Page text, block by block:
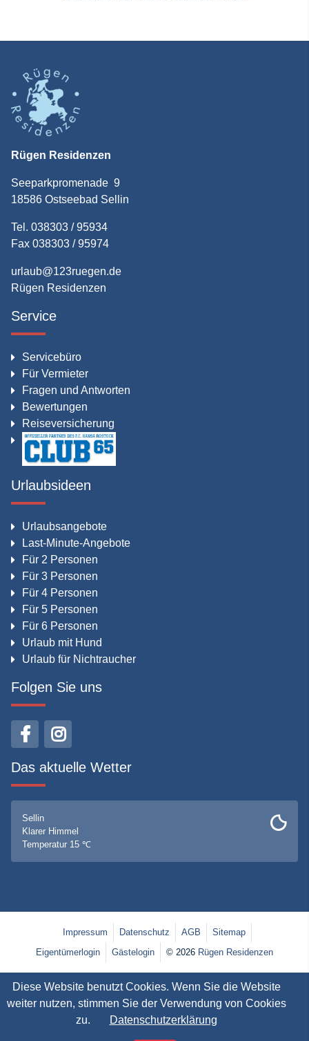
Diese Website benutzt Cookies. Wenn Sie die Website
weiter nutzen, stimmen Sie der Verwendung von Cookies
zu.
Datenschutzerklärung
Rügen Residenzen
Seeparkpromenade 9
18586 Ostseebad Sellin
Tel. 038303 / 95934
Fax 038303 / 95974
urlaub@123ruegen.de
Rügen Residenzen
Service
Servicebüro
Für Vermieter
Fragen und Antworten
Bewertungen
Reiseversicherung
Urlaubsideen
Urlaubsangebote
Last-Minute-Angebote
Für 2 Personen
Für 3 Personen
Für 4 Personen
Für 5 Personen
Für 6 Personen
Urlaub mit Hund
Urlaub für Nichtraucher
Folgen Sie uns
Das aktuelle Wetter
Sellin
Klarer Himmel
Temperatur 15 ℃
Impressum Datenschutz AGB
Sitemap
Eigentümerlogin
Gästelogin © 2026 Rügen Residenzen